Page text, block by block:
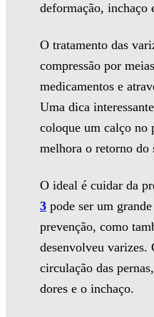
deformação, inchaço
O tratamento das
compressão por
medicamentos e
Uma dica
coloque um calço no
melhora o retorno do
O ideal é cuidar da
3 pode ser um
prevenção, como
desenvolveu varizes.
circulação das
dores e o inchaço.